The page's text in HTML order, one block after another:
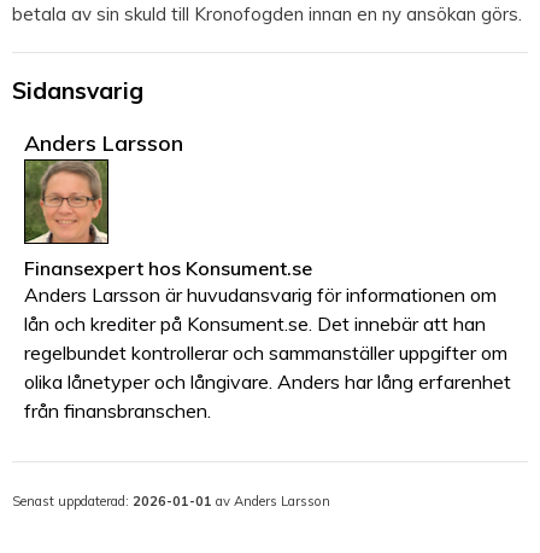
betala av sin skuld till Kronofogden innan en ny ansökan görs.
Sidansvarig
Anders Larsson
Finansexpert hos Konsument.se
Anders Larsson är huvudansvarig för informationen om
lån och krediter på Konsument.se. Det innebär att han
regelbundet kontrollerar och sammanställer uppgifter om
olika lånetyper och långivare. Anders har lång erfarenhet
från finansbranschen.
Senast uppdaterad: 2026-01-01 av Anders Larsson